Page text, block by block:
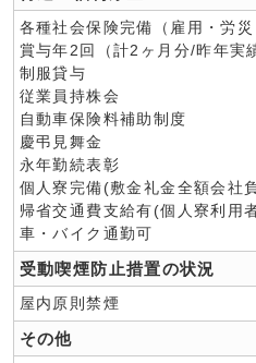
各種社会保険完備（雇用・労災
賞与年2回（計2ヶ月分/昨年実
制服貸与
従業員持株会
自動車保険料補助制度
慶弔見舞金
永年勤続表彰
個人寮完備(敷金礼金全額会社
帰省交通費支給有(個人寮利用
車・バイク通勤可
受動喫煙防止措置の状況
屋内原則禁煙
その他